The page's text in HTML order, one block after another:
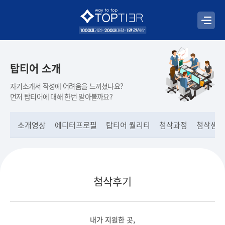
탑티어 소개
자기소개서 작성에 어려움을 느끼셨나요?
먼저 탑티어에 대해 한번 알아볼까요?
소개영상 에디터프로필 탑티어 퀄리티 첨삭과정 첨삭샘플
첨삭후기
내가 지원한 곳,